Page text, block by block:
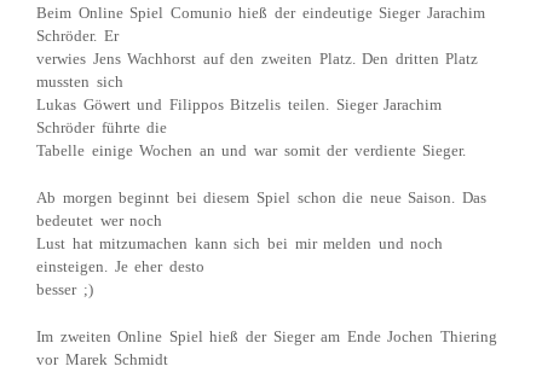
Beim Online Spiel Comunio hieß der eindeutige Sieger Jarachim
Schröder. Er
verwies Jens Wachhorst auf den zweiten Platz. Den dritten Platz
mussten sich
Lukas Göwert und Filippos Bitzelis teilen. Sieger Jarachim
Schröder führte die
Tabelle einige Wochen an und war somit der verdiente Sieger.
Ab morgen beginnt bei diesem Spiel schon die neue Saison. Das
bedeutet wer noch
Lust hat mitzumachen kann sich bei mir melden und noch
einsteigen. Je eher desto
besser ;)
Im zweiten Online Spiel hieß der Sieger am Ende Jochen Thiering
vor Marek Schmidt